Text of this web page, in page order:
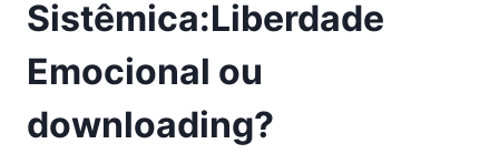
Sistêmica:Liberdade
Emocional ou
downloading?